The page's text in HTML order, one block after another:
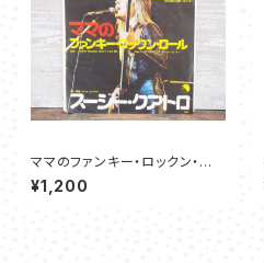
ママのファンキー・ロックン・ロ
ール - スージー・クアトロ
¥1,200